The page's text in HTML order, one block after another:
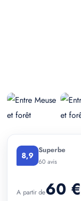
8,9 Superbe
60 avis
A partir de60 €